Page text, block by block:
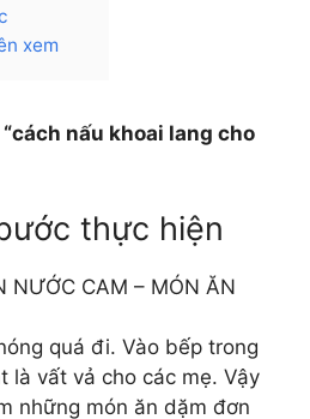
xem
“cách nấu khoai lang cho
thực hiện
NƯỚC CAM – MÓN ĂN
quá đi. Vào bếp trong
là vất vả cho các mẹ. Vậy
những món ăn dặm đơn